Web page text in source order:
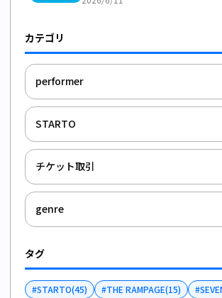
カテゴリ
performer
STARTO
チケット取引
genre
タグ
#STARTO(45) #THE RAMPAGE(15) #